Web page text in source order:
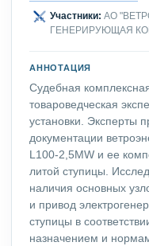
Участники: АО
ГЕНЕРИРУЮЩАЯ
АННОТАЦИЯ
Судебная
товароведческая
установки. Эксперты
документации
L100-2,5MW и ее
литой ступицы.
наличия основных
и привод
ступицы в
назначением и